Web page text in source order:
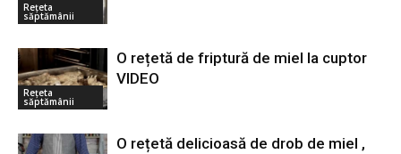
Rețeta
săptămânii
Rețeta
săptămânii
O rețetă de friptură de miel la cuptor
VIDEO
O rețetă delicioasă de drob de miel ,